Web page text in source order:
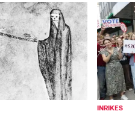
INRIKES